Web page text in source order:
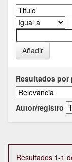
Resultados por
Autor/registro
Resultados 1-1